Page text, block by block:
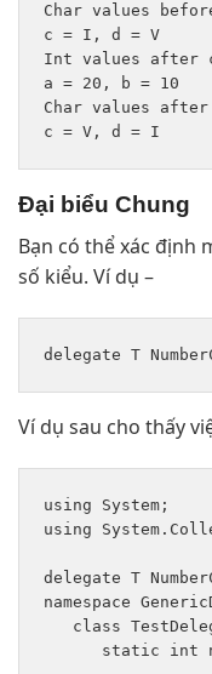
Char values
c = I, d = V
Int values after
a = 20, b = 10
Char values
Đại biểu Chung
Bạn có thể xác định
số kiểu. Ví dụ –
Ví dụ sau cho thấy
using System;
using
delegate T
namespace
class
static int